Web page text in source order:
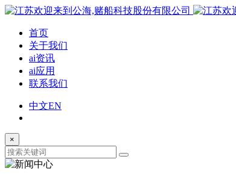
首页
关于我们
ai资讯
ai应用
联系我们
中文EN
×